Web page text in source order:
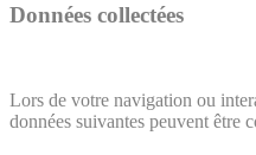
Données collectées
Lors de votre navigation ou
données suivantes peuvent être